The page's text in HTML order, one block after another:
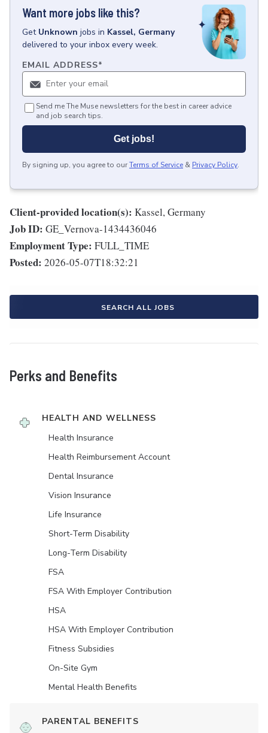
Want more jobs like this?
Get Unknown jobs in Kassel, Germany
delivered to your inbox every week.
EMAIL ADDRESS*
Send me The Muse newsletters for the best in career advice
and job search tips.
Get jobs!
By signing up, you agree to ourTerms of Service & Privacy Policy.
Client-provided location(s): Kassel, Germany
Job ID: GE_Vernova-1434436046
Employment Type: FULL_TIME
Posted: 2026-05-07T18:32:21
SEARCH ALL JOBS
Perks and Benefits
HEALTH AND WELLNESS
Health Insurance
Health Reimbursement Account
Dental Insurance
Vision Insurance
Life Insurance
Short-Term Disability
Long-Term Disability
FSA
FSA With Employer Contribution
HSA
HSA With Employer Contribution
Fitness Subsidies
On-Site Gym
Mental Health Benefits
PARENTAL BENEFITS